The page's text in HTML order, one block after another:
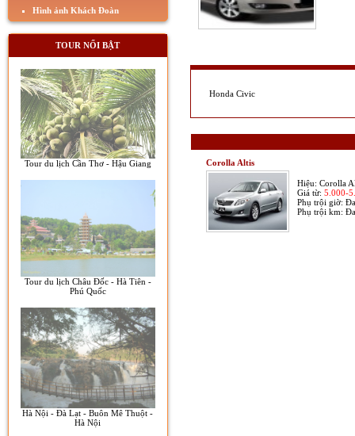
Hình ảnh Khách Đoàn
TOUR NỔI BẬT
Tour du lịch Cần Thơ - Hậu Giang
Tour du lịch Châu Đốc - Hà Tiên -
Phú Quốc
Hà Nội - Đà Lạt - Buôn Mê Thuột -
Hà Nội
Honda Civic
Corolla Altis
Hiệu: Corolla
Giá từ: 5.000-
Phụ trội giờ:
Phụ trội km: